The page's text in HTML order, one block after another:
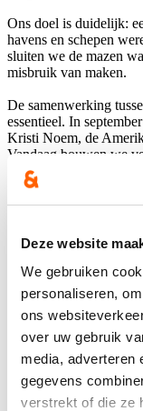
Deze website
We gebruiken
personaliseren,
ons
over uw gebruik
media, adverteren
gegevens
verstrekt of die ze
Ons doel is duidelijk:
havens en schepen
sluiten we de mazen
misbruik van maken.
De samenwerking
essentieel. In
Kristi Noem, de
Vandaag bouwen we
samenwerking.
Samen blijven we ons
Hou me op de
Ontvang mijn
Ja, ik wens de